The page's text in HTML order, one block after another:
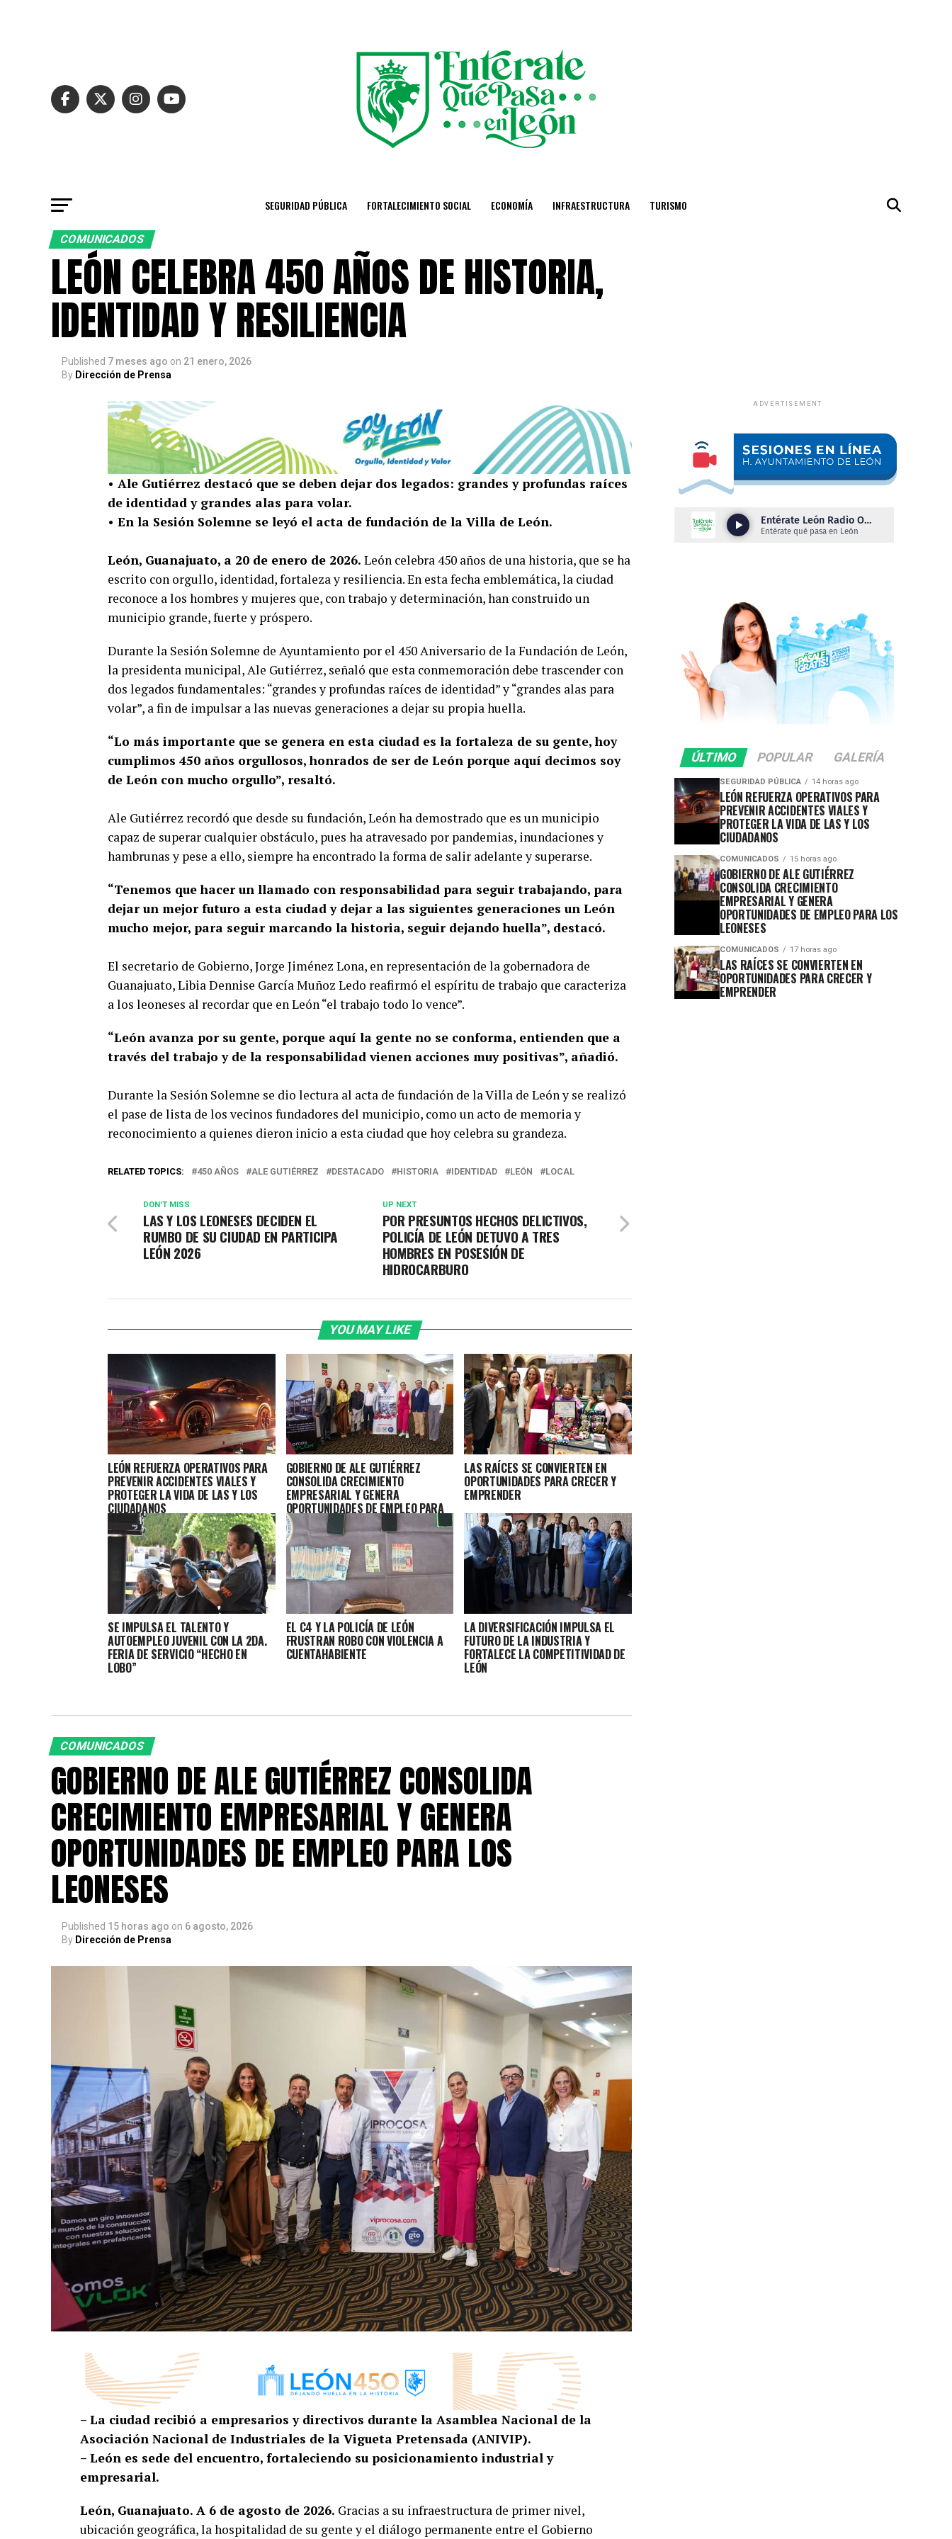
SEGURIDAD PÚBLICA FORTALECIMIENTO SOCIAL ECONOMÍA INFRAESTRUCTURA TURISMO
COMUNICADOS
LEÓN CELEBRA 450 AÑOS DE HISTORIA,
IDENTIDAD Y RESILIENCIA
Published 7 meses ago on 21 enero, 2026
By Dirección de Prensa
• Ale Gutiérrez destacó que se deben dejar dos legados: grandes y profundas raíces
de identidad y grandes alas para volar.
• En la Sesión Solemne se leyó el acta de fundación de la Villa de León.
León, Guanajuato, a 20 de enero de 2026. León celebra 450 años de una historia, que se ha
escrito con orgullo, identidad, fortaleza y resiliencia. En esta fecha emblemática, la ciudad
reconoce a los hombres y mujeres que, con trabajo y determinación, han construido un
municipio grande, fuerte y próspero.
Durante la Sesión Solemne de Ayuntamiento por el 450 Aniversario de la Fundación de León,
la presidenta municipal, Ale Gutiérrez, señaló que esta conmemoración debe trascender con
dos legados fundamentales: “grandes y profundas raíces de identidad” y “grandes alas para
volar”, a fin de impulsar a las nuevas generaciones a dejar su propia huella.
“Lo más importante que se genera en esta ciudad es la fortaleza de su gente, hoy
cumplimos 450 años orgullosos, honrados de ser de León porque aquí decimos soy
de León con mucho orgullo”, resaltó.
Ale Gutiérrez recordó que desde su fundación, León ha demostrado que es un municipio
capaz de superar cualquier obstáculo, pues ha atravesado por pandemias, inundaciones y
hambrunas y pese a ello, siempre ha encontrado la forma de salir adelante y superarse.
“Tenemos que hacer un llamado con responsabilidad para seguir trabajando, para
dejar un mejor futuro a esta ciudad y dejar a las siguientes generaciones un León
mucho mejor, para seguir marcando la historia, seguir dejando huella”, destacó.
El secretario de Gobierno, Jorge Jiménez Lona, en representación de la gobernadora de
Guanajuato, Libia Dennise García Muñoz Ledo reafirmó el espíritu de trabajo que caracteriza
a los leoneses al recordar que en León “el trabajo todo lo vence”.
“León avanza por su gente, porque aquí la gente no se conforma, entienden que a
través del trabajo y de la responsabilidad vienen acciones muy positivas”, añadió.
Durante la Sesión Solemne se dio lectura al acta de fundación de la Villa de León y se realizó
el pase de lista de los vecinos fundadores del municipio, como un acto de memoria y
reconocimiento a quienes dieron inicio a esta ciudad que hoy celebra su grandeza.
RELATED TOPICS: 450 AÑOS ALE GUTIÉRREZ DESTACADO HISTORIA IDENTIDAD LEÓN LOCAL
UP NEXT
POR PRESUNTOS HECHOS DELICTIVOS,
POLICÍA DE LEÓN DETUVO A TRES
HOMBRES EN POSESIÓN DE
HIDROCARBURO
DON'T MISS
LAS Y LOS LEONESES DECIDEN EL
RUMBO DE SU CIUDAD EN PARTICIPA
LEÓN 2026
YOU MAY LIKE
LEÓN REFUERZA OPERATIVOS PARA
PREVENIR ACCIDENTES VIALES Y
PROTEGER LA VIDA DE LAS Y LOS
CIUDADANOS
GOBIERNO DE ALE GUTIÉRREZ
CONSOLIDA CRECIMIENTO
EMPRESARIAL Y GENERA
OPORTUNIDADES DE EMPLEO PARA
LOS LEONESES
LAS RAÍCES SE CONVIERTEN EN
OPORTUNIDADES PARA CRECER Y
EMPRENDER
SE IMPULSA EL TALENTO Y
AUTOEMPLEO JUVENIL CON LA 2DA.
FERIA DE SERVICIO “HECHO EN
LOBO”
EL C4 Y LA POLICÍA DE LEÓN
FRUSTRAN ROBO CON VIOLENCIA A
CUENTAHABIENTE
LA DIVERSIFICACIÓN IMPULSA EL
FUTURO DE LA INDUSTRIA Y
FORTALECE LA COMPETITIVIDAD DE
LEÓN
COMUNICADOS
GOBIERNO DE ALE GUTIÉRREZ CONSOLIDA
CRECIMIENTO EMPRESARIAL Y GENERA
OPORTUNIDADES DE EMPLEO PARA LOS
LEONESES
Published 15 horas ago on 6 agosto, 2026
By Dirección de Prensa
– La ciudad recibió a empresarios y directivos durante la Asamblea Nacional de la
Asociación Nacional de Industriales de la Vigueta Pretensada (ANIVIP).
– León es sede del encuentro, fortaleciendo su posicionamiento industrial y
empresarial.
León, Guanajuato. A 6 de agosto de 2026. Gracias a su infraestructura de primer nivel,
ubicación geográfica, la hospitalidad de su gente y el diálogo permanente entre el Gobierno
ADVERTISEMENT
ÚLTIMO POPULAR GALERÍA
SEGURIDAD PÚBLICA 14 horas ago
LEÓN REFUERZA OPERATIVOS PARA
PREVENIR ACCIDENTES VIALES Y
PROTEGER LA VIDA DE LAS Y LOS
CIUDADANOS
COMUNICADOS 15 horas ago
GOBIERNO DE ALE GUTIÉRREZ
CONSOLIDA CRECIMIENTO
EMPRESARIAL Y GENERA
OPORTUNIDADES DE EMPLEO PARA LOS
LEONESES
COMUNICADOS 17 horas ago
LAS RAÍCES SE CONVIERTEN EN
OPORTUNIDADES PARA CRECER Y
EMPRENDER